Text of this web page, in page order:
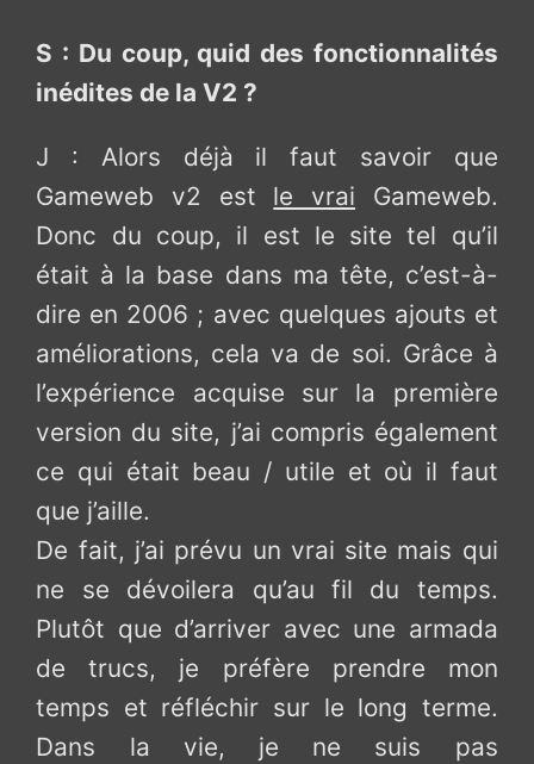
S : Du coup, quid des fonctionnalités
inédites de la V2 ?
J : Alors déjà il faut savoir que
Gameweb v2 est le vrai Gameweb.
Donc du coup, il est le site tel qu’il
était à la base dans ma tête, c’est-à-
dire en 2006 ; avec quelques ajouts et
améliorations, cela va de soi. Grâce à
l’expérience acquise sur la première
version du site, j’ai compris également
ce qui était beau / utile et où il faut
que j’aille.
De fait, j’ai prévu un vrai site mais qui
ne se dévoilera qu’au fil du temps.
Plutôt que d’arriver avec une armada
de trucs, je préfère prendre mon
temps et réfléchir sur le long terme.
Dans la vie, je ne suis pas